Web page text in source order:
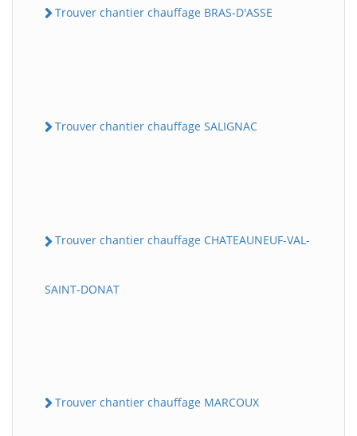
Trouver chantier chauffage BRAS-D'ASSE
Trouver chantier chauffage SALIGNAC
Trouver chantier chauffage CHATEAUNEUF-VAL-
SAINT-DONAT
Trouver chantier chauffage MARCOUX